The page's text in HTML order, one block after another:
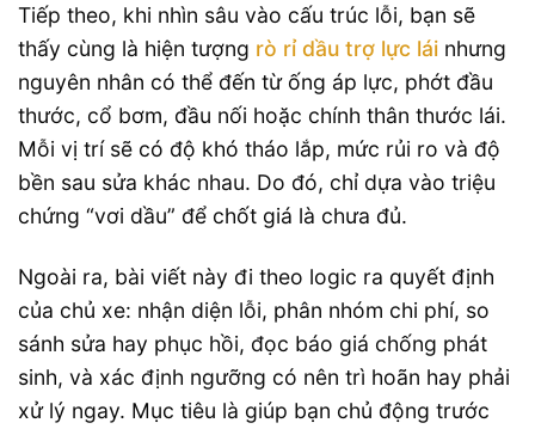
Tiếp theo, khi nhìn sâu vào cấu trúc lỗi, bạn sẽ
thấy cùng là hiện tượng rò rỉ dầu trợ lực lái nhưng
nguyên nhân có thể đến từ ống áp lực, phớt đầu
thước, cổ bơm, đầu nối hoặc chính thân thước lái.
Mỗi vị trí sẽ có độ khó tháo lắp, mức rủi ro và độ
bền sau sửa khác nhau. Do đó, chỉ dựa vào triệu
chứng “vơi dầu” để chốt giá là chưa đủ.
Ngoài ra, bài viết này đi theo logic ra quyết định
của chủ xe: nhận diện lỗi, phân nhóm chi phí, so
sánh sửa hay phục hồi, đọc báo giá chống phát
sinh, và xác định ngưỡng có nên trì hoãn hay phải
xử lý ngay. Mục tiêu là giúp bạn chủ động trước